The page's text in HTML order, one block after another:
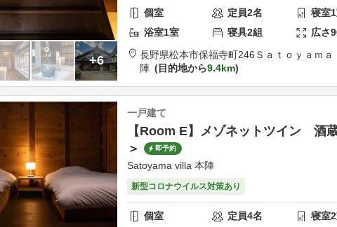
+6
個室 定員2名 寝室1
浴室1室 寝具2組 広さ
長野県松本市保福寺町246 Ｓａｔｏｙａｍ
陣
目的地から9.4km
一戸建て
【Room E】メゾネットツイン 酒
＞
即予約
Satoyama villa 本陣
新型コロナウイルス対策あり
個室 定員4名 寝室2